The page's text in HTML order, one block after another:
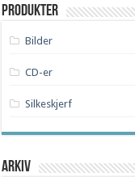
Produkter
Bilder
CD-er
Silkeskjerf
Arkiv